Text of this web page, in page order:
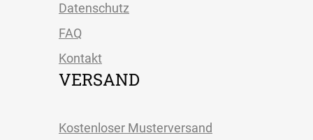
Datenschutz
FAQ
Kontakt
VERSAND
Kostenloser Musterversand